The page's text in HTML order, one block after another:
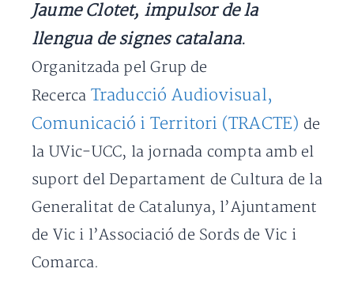
Jaume Clotet, impulsor de la
llengua de signes catalana.
Organitzada pel Grup de
Recerca Traducció Audiovisual,
Comunicació i Territori (TRACTE) de
la UVic-UCC, la jornada compta amb el
suport del Departament de Cultura de la
Generalitat de Catalunya, l’Ajuntament
de Vic i l’Associació de Sords de Vic i
Comarca.